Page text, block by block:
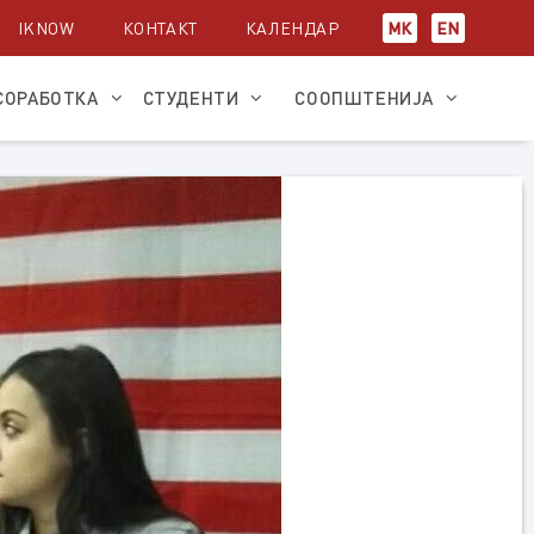
IKNOW КОНТАКТ КАЛЕНДАР МК EN
СТУДЕНТИ СООПШТЕНИЈА